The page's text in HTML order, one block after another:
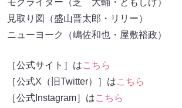
見取り図（盛山晋太郎・リリー）
ニューヨーク（嶋佐和也・屋敷裕政）
［公式サイト］はこちら
［公式X（旧Twitter）］はこちら
［公式Instagram］はこちら